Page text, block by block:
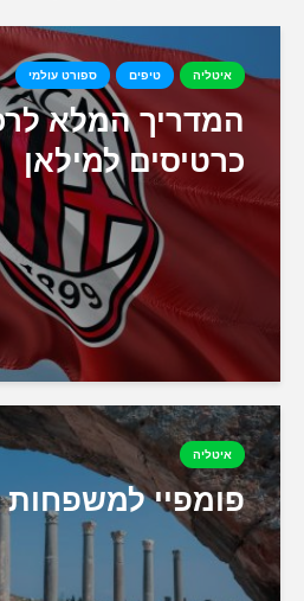
איטליה טיפים ספורט עולמי
המדריך המלא
כרטיסים למילאן
איטליה
פומפיי למשפחות